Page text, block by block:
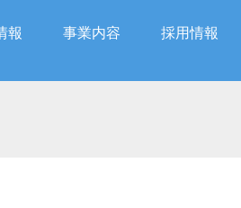
報 事業内容 採用情報